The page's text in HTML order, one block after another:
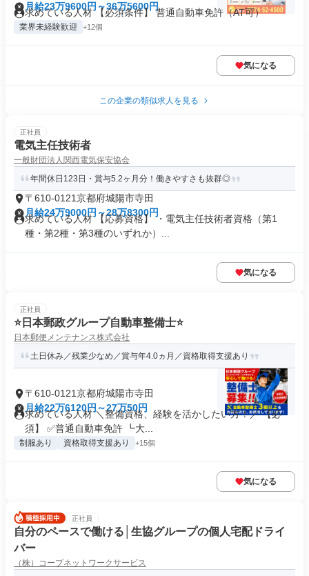
月給23万9600円～36万5600円
求めている人材 【必須条件】 普通自動車免許（AT可）
業界未経験歓迎 +12個
気になる
この企業の類似求人を見る
正社員
電気主任技術者
一般財団法人関西電気保安協会
年間休日123日・賞与5.2ヶ月分！働きやすさも抜群◎
〒610-0121京都府城陽市寺田
月給24万9000円～28万8300円
求めている人材 【応募資格】 ・電気主任技術者資格（第1
種・第2種・第3種のいずれか）...
気になる
正社員
⭐日本郵政グループ自動車整備士⭐
日本郵便メンテナンス株式会社
土日休み／残業少なめ／賞与年4.0ヵ月／資格取得支援あり
〒610-0121京都府城陽市寺田
月給22万6120円～27万50円
求めている人材 ＼整備資格、経験を活かしたい方！／ 【必
須】 ✅普通自動車免許 ┗大...
制服あり 資格取得支援あり +15個
気になる
正社員
自分のペースで働ける│生協グループの個人宅配ドライ
バー
（株）コープネットワークサービス